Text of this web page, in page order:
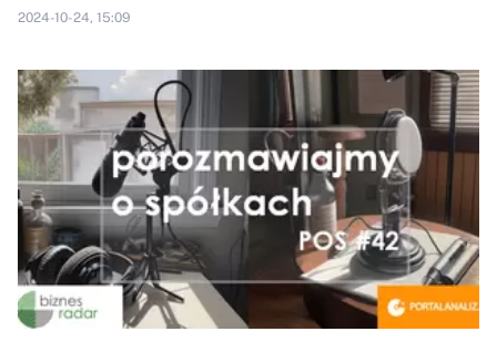
2024-10-24, 15:09